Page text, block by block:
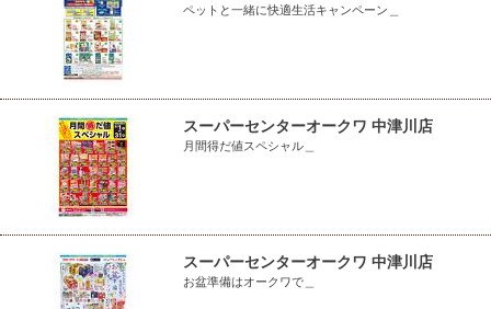
ペットと一緒に快適生活キャンペーン＿
スーパーセンターオークワ 中津川店
月間得だ値スペシャル＿
スーパーセンターオークワ 中津川店
お盆準備はオークワで＿